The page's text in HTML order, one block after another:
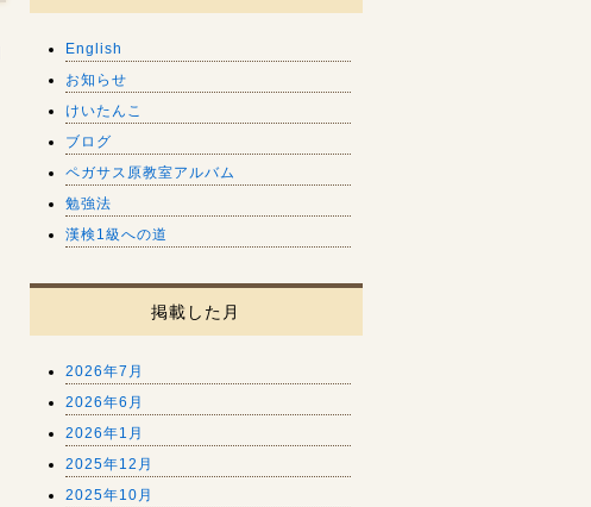
English
お知らせ
けいたんこ
ブログ
ペガサス原教室アルバム
勉強法
漢検1級への道
掲載した月
2026年7月
2026年6月
2026年1月
2025年12月
2025年10月